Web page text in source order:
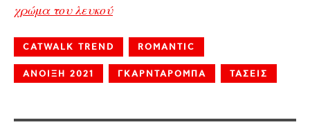
χρώμα του λευκού
CATWALK TREND ROMANTIC
ΑΝΟΙΞΗ 2021 ΓΚΑΡΝΤΑΡΟΜΠΑ ΤΑΣΕΙΣ